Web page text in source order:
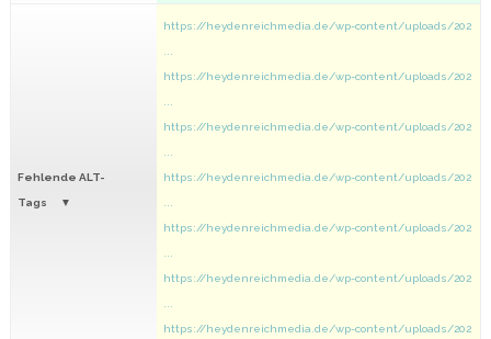
Fehlende ALT-
Tags
https://heydenreichmedia.de/wp-content/uploads/202
https://heydenreichmedia.de/wp-content/uploads/202
https://heydenreichmedia.de/wp-content/uploads/202
https://heydenreichmedia.de/wp-content/uploads/202
https://heydenreichmedia.de/wp-content/uploads/202
https://heydenreichmedia.de/wp-content/uploads/202
https://heydenreichmedia.de/wp-content/uploads/202